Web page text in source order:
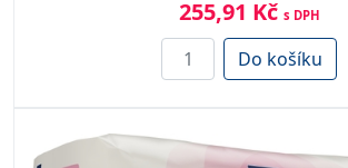
255,91 Kč s DPH
Do košíku